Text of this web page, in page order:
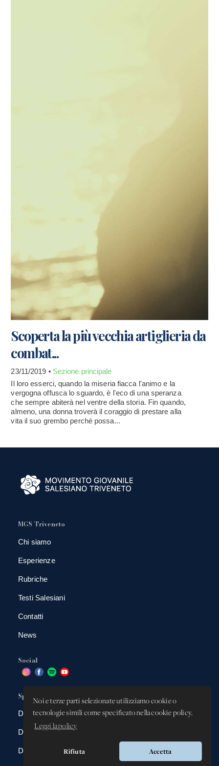
Noi e terze parti selezionate utilizziamo cookie o
tecnologie simili come specificato nella cookie policy.
Leggi la policy
Rifiuta Accetta
Scoperta la più vecchia artiglieria da
combat...
23/11/2019 • Sezione principale
Il loro esserci, quando la miseria fiacca l'animo e la
vergogna offusca lo sguardo, è l'eco di una speranza
che sempre abiterà nel ventre della storia. Fin quando,
almeno, una donna troverà il coraggio di prestare alla
vita il suo grembo perchè possa...
MGS Triveneto
Chi siamo
Esperienze
Rubriche
Testi Salesiani
Contatti
News
Social
Spazio app
DBAnima
DBContest
DBDrive